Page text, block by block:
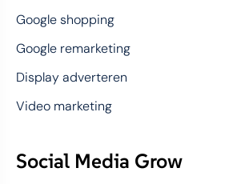
Google shopping
Google remarketing
Display adverteren
Video marketing
Social Media Grow